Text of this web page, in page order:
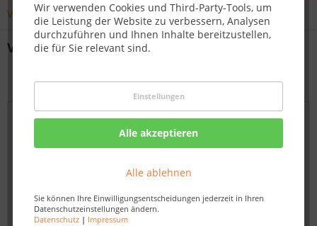
Wir verwenden Cookies und Third-Party-Tools, um
die Leistung der Website zu verbessern, Analysen
durchzuführen und Ihnen Inhalte bereitzustellen,
die für Sie relevant sind.
Einstellungen
Alle akzeptieren
Alle ablehnen
Sie können Ihre Einwilligungsentscheidungen jederzeit in Ihren
Datenschutzeinstellungen ändern.
Datenschutz| Impressum
Von U-Pfostenträgern, über H-Pfostenträg...
Von U-Pfostenträgern, über H-Pfostenträg...